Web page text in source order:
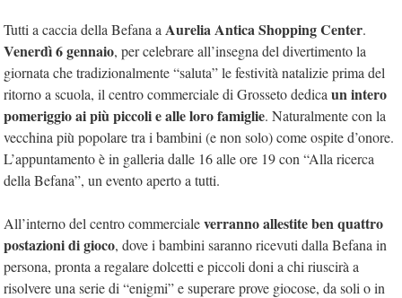
Tutti a caccia della Befana a Aurelia Antica Shopping Center.
Venerdì 6 gennaio, per celebrare all’insegna del divertimento la
giornata che tradizionalmente “saluta” le festività natalizie prima del
ritorno a scuola, il centro commerciale di Grosseto dedica un intero
pomeriggio ai più piccoli e alle loro famiglie. Naturalmente con la
vecchina più popolare tra i bambini (e non solo) come ospite d’onore.
L’appuntamento è in galleria dalle 16 alle ore 19 con “Alla ricerca
della Befana”, un evento aperto a tutti.
All’interno del centro commercialeverranno allestite ben quattro
postazioni di gioco, dove i bambini saranno ricevuti dalla Befana in
persona, pronta a regalare dolcetti e piccoli doni a chi riuscirà a
risolvere una serie di “enigmi” e superare prove giocose, da soli o in